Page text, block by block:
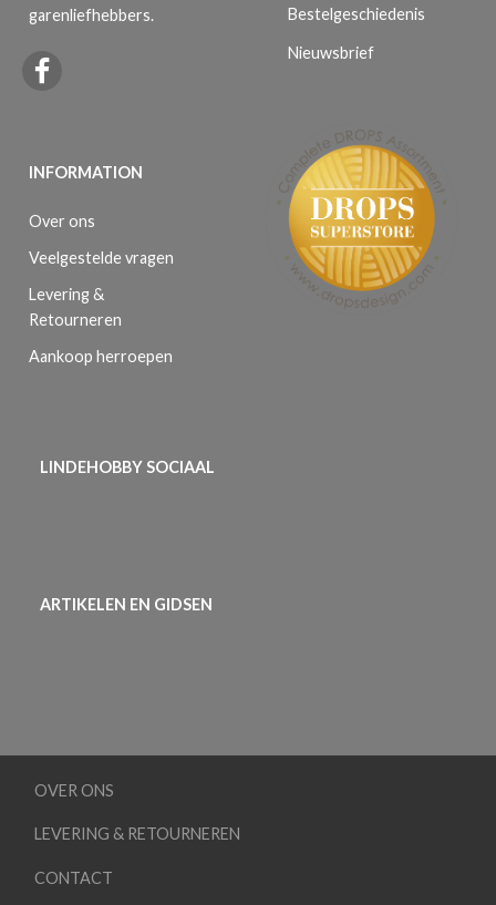
garenliefhebbers.
INFORMATION
Over ons
Veelgestelde vragen
Levering &
Retourneren
Aankoop herroepen
Bestelgeschiedenis
Nieuwsbrief
LINDEHOBBY SOCIAAL
ARTIKELEN EN GIDSEN
OVER ONS
LEVERING & RETOURNEREN
CONTACT